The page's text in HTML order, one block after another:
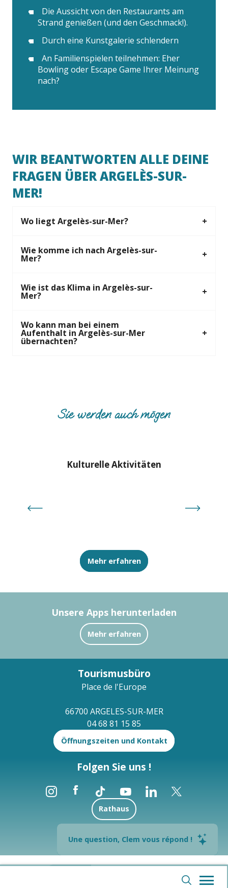
Die Aussicht von den Restaurants am
Strand genießen (und den Geschmack!).
Durch eine Kunstgalerie schlendern
An Familienspielen teilnehmen: Eher
Bowling oder Escape Game Ihrer Meinung
nach?
WIR BEANTWORTEN ALLE DEINE
FRAGEN ÜBER ARGELÈS-SUR-
MER!
Wo liegt Argelès-sur-Mer?
Wie komme ich nach Argelès-sur-
Mer?
Wie ist das Klima in Argelès-sur-
Mer?
Wo kann man bei einem
Aufenthalt in Argelès-sur-Mer
übernachten?
Sie werden auch mögen
Kulturelle Aktivitäten
Mehr erfahren
Une question, Clem vous répond !
Unsere Apps herunterladen
Mehr erfahren
Tourismusbüro
Place de l'Europe
66700 ARGELES-SUR-MER
04 68 81 15 85
Öffnungszeiten und Kontakt
Folgen Sie uns !
Rathaus
Brochures